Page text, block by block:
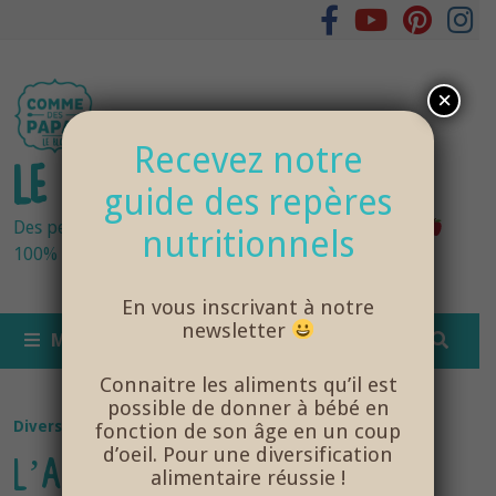
LE BLOG DES PAPAS
Des petits pots bébés fraîchement cuisinés
100% bio et de saison… et cela change tout !
MENU
Diversification Alimentaire/NutriSanté
L’ACCOMPAGNEMENT DANS LA
Recevez notre
guide des repères
nutritionnels
En vous inscrivant à notre
newsletter
Connaitre les aliments qu’il est
possible de donner à bébé en
fonction de son âge en un coup
d’oeil. Pour une diversification
alimentaire réussie !
×